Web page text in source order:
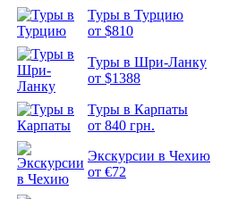
Туры в Турцию
от $810
Туры в Шри-Ланку
от $1388
Туры в Карпаты
от 840 грн.
Экскурсии в Чехию
от €72